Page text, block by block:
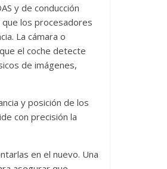
y de conducción
los procesadores
La cámara o
el coche detecte
de imágenes,
y posición de los
con precisión la
en el nuevo. Una